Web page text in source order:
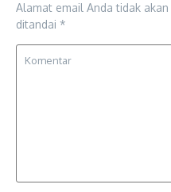
Alamat email Anda tidak
ditandai *